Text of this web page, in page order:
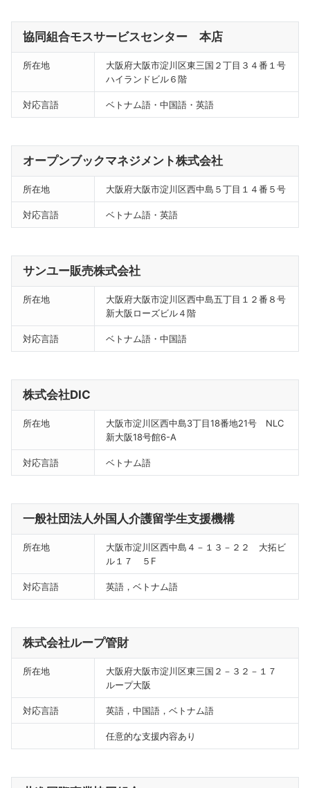
協同組合モスサービスセンター 本店
所在地
大阪府大阪市淀川区東三国２丁目３４番１号
ハイランドビル６階
対応言語 ベトナム語・中国語・英語
オープンブックマネジメント株式会社
所在地 大阪府大阪市淀川区西中島５丁目１４番５号
対応言語 ベトナム語・英語
サンユー販売株式会社
所在地
大阪府大阪市淀川区西中島五丁目１２番８号
新大阪ローズビル４階
対応言語 ベトナム語・中国語
株式会社DIC
所在地
大阪市淀川区西中島3丁目18番地21号 NLC
新大阪18号館6-A
対応言語 ベトナム語
一般社団法人外国人介護留学生支援機構
所在地
大阪市淀川区西中島４－１３－２２ 大拓ビ
ル１７ ５F
対応言語 英語，ベトナム語
株式会社ループ管財
所在地
大阪府大阪市淀川区東三国２－３２－１７
ループ大阪
対応言語 英語，中国語，ベトナム語
任意的な支援内容あり